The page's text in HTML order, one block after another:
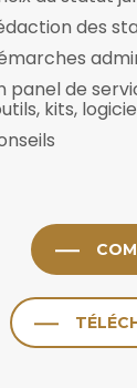
des
panel de
kits,